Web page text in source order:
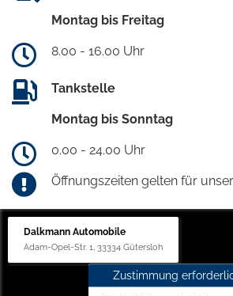
Montag bis Freitag
8.00 - 16.00 Uhr
Tankstelle
Montag bis Sonntag
0.00 - 24.00 Uhr
Öffnungszeiten gelten für
Dalkmann Automobile
Adam-Opel-Str. 1, 33334 Gütersloh
Zustimmung